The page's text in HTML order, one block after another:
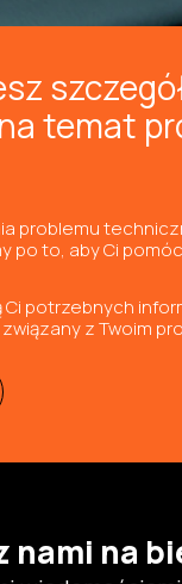
temat
problemu
po to, aby Ci
potrzebnych
z Twoim
nami na